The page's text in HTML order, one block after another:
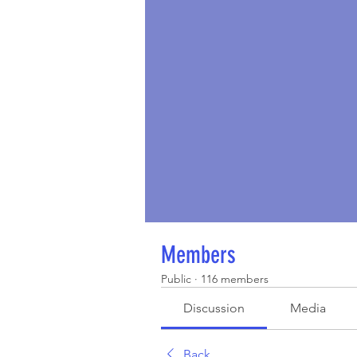
Members
Public · 116 members
Discussion Media